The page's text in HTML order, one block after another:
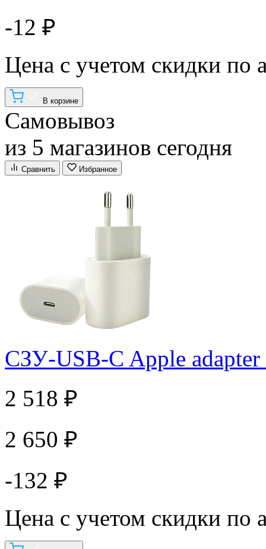
-12 ₽
Цена с учетом скидки по
В корзине
Самовывоз
из 5 магазинов сегодня
Сравнить Избранное
СЗУ-USB-C Apple adapter
2 518 ₽
2 650 ₽
-132 ₽
Цена с учетом скидки по